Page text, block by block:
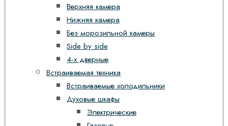
Верхняя камера
Нижняя камера
Без морозильной камеры
Side by side
4-х дверные
Встраиваемая техника
Встраиваемые холодильники
Духовые шкафы
Электрические